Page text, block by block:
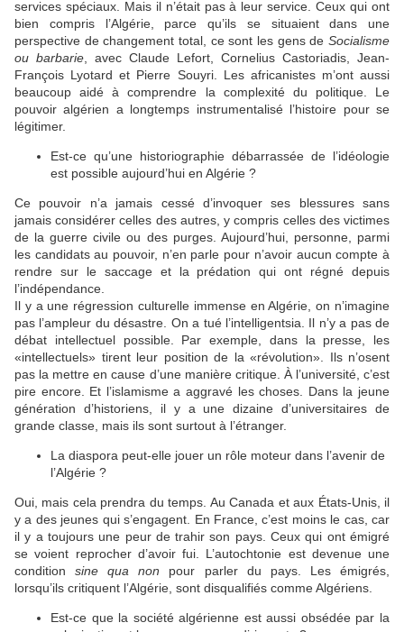
services spéciaux. Mais il n’était pas à leur service. Ceux qui ont
bien compris l’Algérie, parce qu’ils se situaient dans une
perspective de changement total, ce sont les gens de Socialisme
ou barbarie , avec Claude Lefort, Cornelius Castoriadis, Jean-
François Lyotard et Pierre Souyri. Les africanistes m’ont aussi
beaucoup aidé à comprendre la complexité du politique. Le
pouvoir algérien a longtemps instrumentalisé l’histoire pour se
légitimer.
Est-ce qu’une historiographie débarrassée de l’idéologie
est possible aujourd’hui en Algérie ?
Ce pouvoir n’a jamais cessé d’invoquer ses blessures sans
jamais considérer celles des autres, y compris celles des victimes
de la guerre civile ou des purges. Aujourd’hui, personne, parmi
les candidats au pouvoir, n’en parle pour n’avoir aucun compte à
rendre sur le saccage et la prédation qui ont régné depuis
l’indépendance.
Il y a une régression culturelle immense en Algérie, on n’imagine
pas l’ampleur du désastre. On a tué l’intelligentsia. Il n’y a pas de
débat intellectuel possible. Par exemple, dans la presse, les
«intellectuels» tirent leur position de la «révolution». Ils n’osent
pas la mettre en cause d’une manière critique. À l’université, c’est
pire encore. Et l’islamisme a aggravé les choses. Dans la jeune
génération d’historiens, il y a une dizaine d’universitaires de
grande classe, mais ils sont surtout à l’étranger.
La diaspora peut-elle jouer un rôle moteur dans l’avenir de
l’Algérie ?
Oui, mais cela prendra du temps. Au Canada et aux États-Unis, il
y a des jeunes qui s’engagent. En France, c’est moins le cas, car
il y a toujours une peur de trahir son pays. Ceux qui ont émigré
se voient reprocher d’avoir fui. L’autochtonie est devenue une
conditionsine qua non pour parler du pays. Les émigrés,
lorsqu’ils critiquent l’Algérie, sont disqualifiés comme Algériens.
Est-ce que la société algérienne est aussi obsédée par la